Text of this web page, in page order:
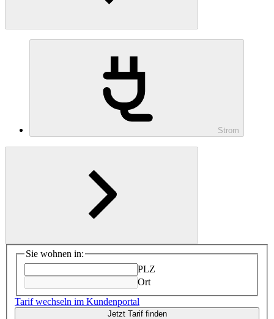
Strom
Sie wohnen in:
PLZ
Ort
Tarif wechseln im Kundenportal
Jetzt Tarif finden